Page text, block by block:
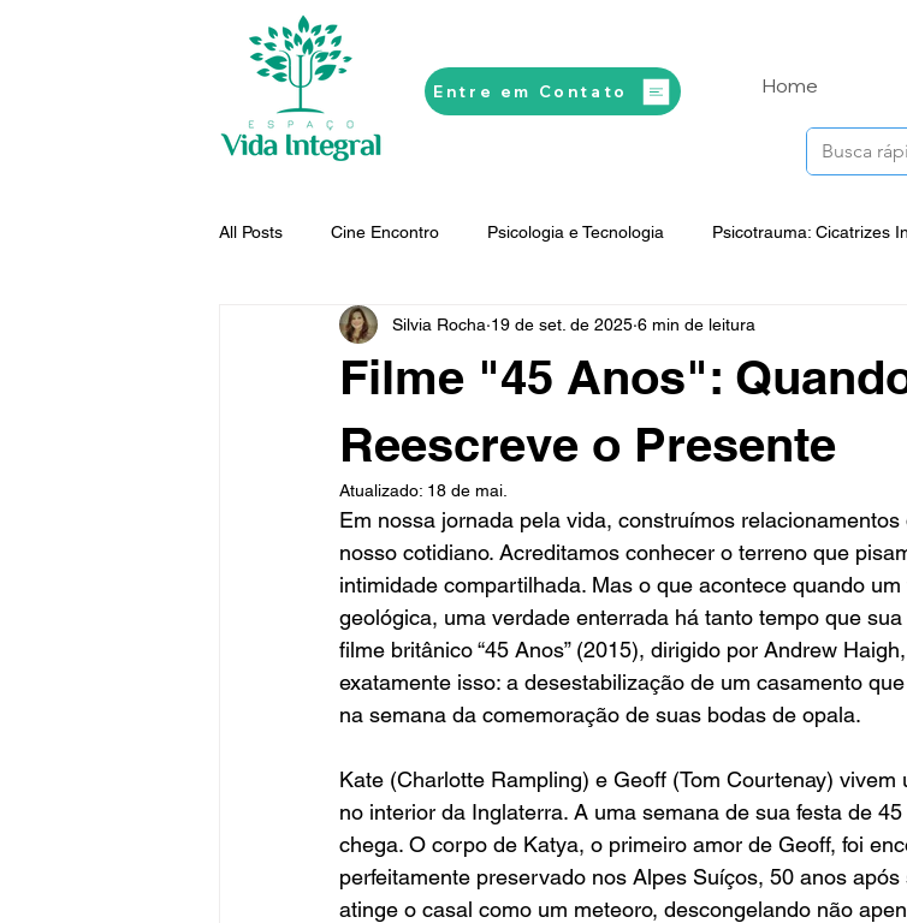
Home
Entre em Contato
All Posts Cine Encontro Psicologia e Tecnologia Psicotrauma: Cicatrizes
Terapias Sistêmicas Inconsciente em Foco Vida Integral na Prática
Personalidades Psicossomática
Filme "45 Anos":
Reescreve o Presente
Silvia Rocha 19 de set. de 2025 6 min de leitura
Atualizado: 18 de mai.
Em nossa jornada pela vida, construímos
nosso cotidiano. Acreditamos conhecer o terreno que
intimidade compartilhada. Mas o que acontece quando
geológica, uma verdade enterrada há tanto tempo que
filme britânico “45 Anos” (2015), dirigido por Andrew
exatamente isso: a desestabilização de um casamento
na semana da comemoração de suas bodas de opala.
Kate (Charlotte Rampling) e Geoff (Tom Courtenay)
no interior da Inglaterra. A uma semana de sua festa de
chega. O corpo de Katya, o primeiro amor de Geoff, foi
perfeitamente preservado nos Alpes Suíços, 50 anos
atinge o casal como um meteoro, descongelando não